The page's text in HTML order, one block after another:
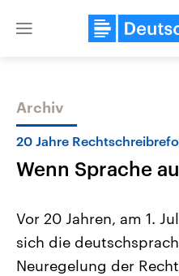
Close
Themen
Archiv
20 Jahre
Wenn Sprache
Vor 20 Jahren, am 1.
sich die
Neuregelung der